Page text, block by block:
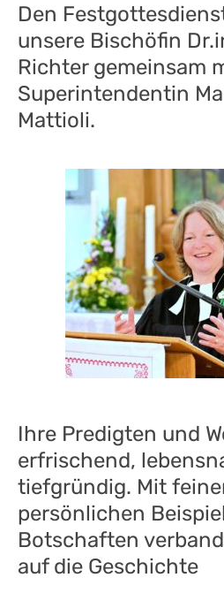
Den
unsere Bischöfin Dr.
Richter gemeinsam
Superintendentin
Mattioli.
Ihre Predigten und
erfrischend,
tiefgründig. Mit
persönlichen
Botschaften
auf die Geschichte